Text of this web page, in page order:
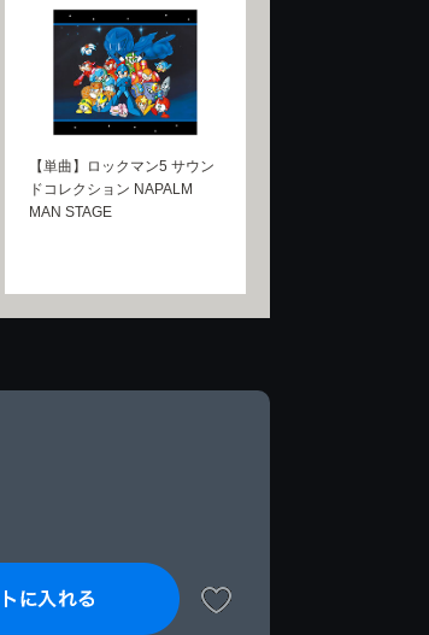
【単曲】ロックマン5 サウン
ドコレクション NAPALM
MAN STAGE